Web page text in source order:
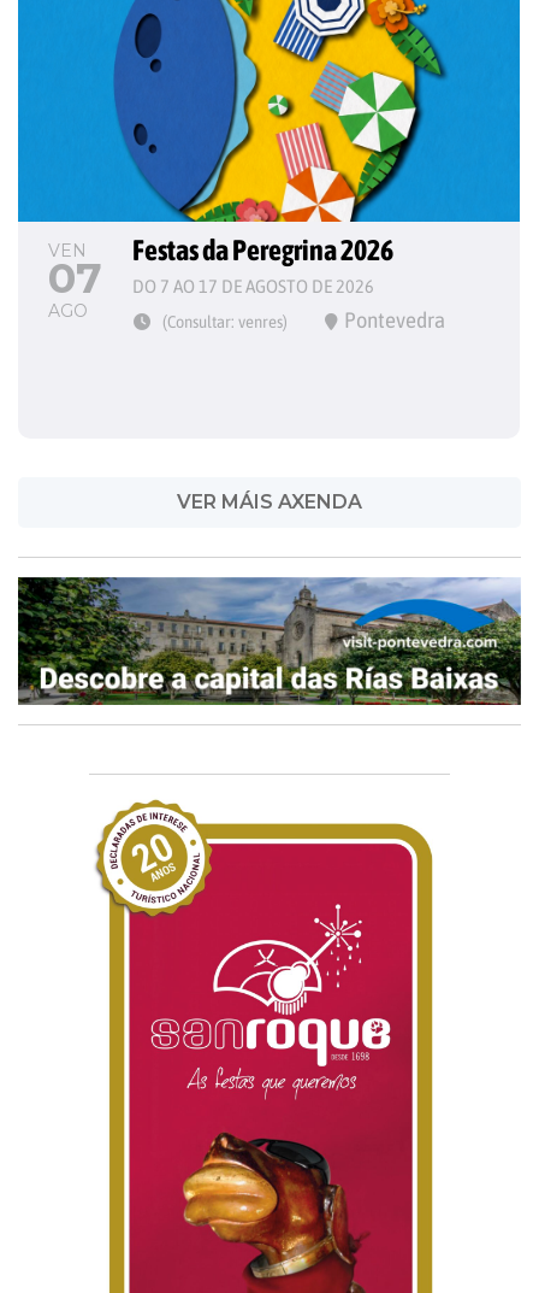
VEN
07
AGO
Festas da Peregrina 2026
DO 7 AO 17 DE AGOSTO DE 2026
(Consultar: venres) Pontevedra
VER MÁIS AXENDA